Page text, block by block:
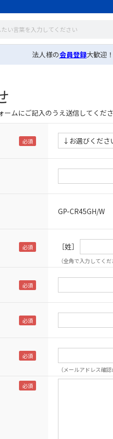
法人様の会員登録大歓迎！
ムにご記入のうえ送信してくださ
GP-CR45GH/W
［姓］
（全角で入力してくだ
（メールアドレス確